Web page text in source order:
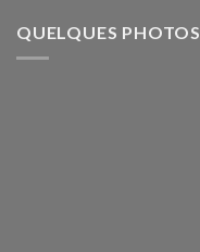
QUELQUES PHOTOS